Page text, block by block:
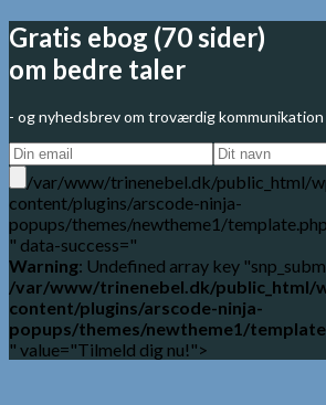
Gratis ebog (70 sider)
om bedre taler
- og nyhedsbrev om troværdig kommunikation
/var/www/trinenebel.dk/public_html/
content/plugins/arscode-ninja-
popups/themes/newtheme1/
" data-success="
Warning: Undefined array key
/var/www/trinenebel.dk/public_html/
content/plugins/arscode-ninja-
popups/themes/newtheme1/
" value="Tilmeld dig nu!">